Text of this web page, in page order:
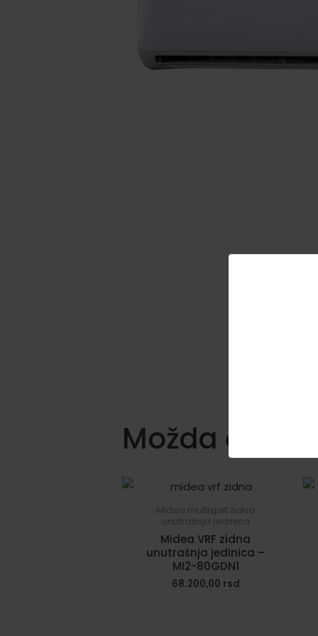
Možda će
Midea multisplit zidna
unutrašnja jedinica
Midea VRF zidna
unutrašnja jedinica –
MI2-80GDN1
68.200,00 rsd